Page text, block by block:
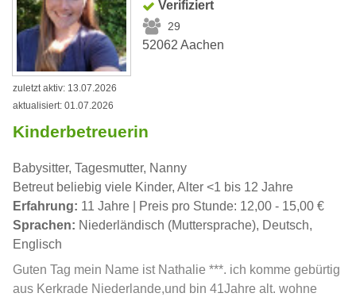
Verifiziert
29
52062 Aachen
zuletzt aktiv: 13.07.2026
aktualisiert: 01.07.2026
Kinderbetreuerin
Babysitter, Tagesmutter, Nanny
Betreut beliebig viele Kinder, Alter <1 bis 12 Jahre
Erfahrung: 11 Jahre | Preis pro Stunde: 12,00 - 15,00 €
Sprachen: Niederländisch (Muttersprache), Deutsch,
Englisch
Guten Tag mein Name ist Nathalie ***. ich komme gebürtig
aus Kerkrade Niederlande,und bin 41Jahre alt. wohne